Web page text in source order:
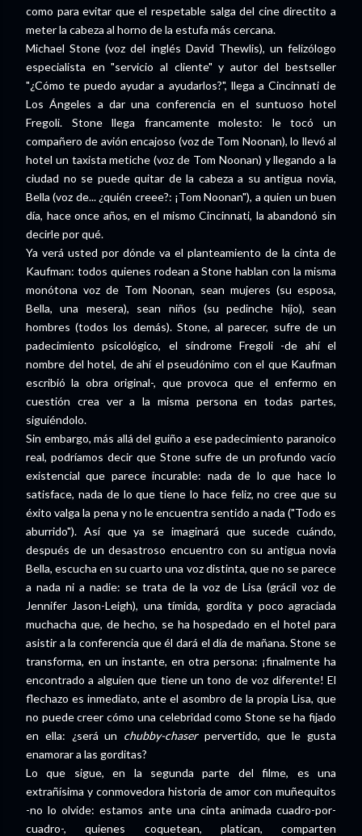
como para evitar que el respetable salga del cine directito a
meter la cabeza al horno de la estufa más cercana.
Michael Stone (voz del inglés David Thewlis), un felizólogo
especialista en "servicio al cliente" y autor del bestseller
"¿Cómo te puedo ayudar a ayudarlos?", llega a Cincinnati de
Los Ángeles a dar una conferencia en el suntuoso hotel
Fregoli. Stone llega francamente molesto: le tocó un
compañero de avión encajoso (voz de Tom Noonan), lo llevó al
hotel un taxista metiche (voz de Tom Noonan) y llegando a la
ciudad no se puede quitar de la cabeza a su antigua novia,
Bella (voz de... ¿quién creee?: ¡Tom Noonan"), a quien un buen
día, hace once años, en el mismo Cincinnati, la abandonó sin
decirle por qué.
Ya verá usted por dónde va el planteamiento de la cinta de
Kaufman: todos quienes rodean a Stone hablan con la misma
monótona voz de Tom Noonan, sean mujeres (su esposa,
Bella, una mesera), sean niños (su pedinche hijo), sean
hombres (todos los demás). Stone, al parecer, sufre de un
padecimiento psicológico, el síndrome Fregoli -de ahí el
nombre del hotel, de ahí el pseudónimo con el que Kaufman
escribió la obra original-, que provoca que el enfermo en
cuestión crea ver a la misma persona en todas partes,
siguiéndolo.
Sin embargo, más allá del guiño a ese padecimiento paranoico
real, podríamos decir que Stone sufre de un profundo vacío
existencial que parece incurable: nada de lo que hace lo
satisface, nada de lo que tiene lo hace feliz, no cree que su
éxito valga la pena y no le encuentra sentido a nada ("Todo es
aburrido"). Así que ya se imaginará que sucede cuándo,
después de un desastroso encuentro con su antigua novia
Bella, escucha en su cuarto una voz distinta, que no se parece
a nada ni a nadie: se trata de la voz de Lisa (grácil voz de
Jennifer Jason-Leigh), una tímida, gordita y poco agraciada
muchacha que, de hecho, se ha hospedado en el hotel para
asistir a la conferencia que él dará el día de mañana. Stone se
transforma, en un instante, en otra persona: ¡finalmente ha
encontrado a alguien que tiene un tono de voz diferente! El
flechazo es inmediato, ante el asombro de la propia Lisa, que
no puede creer cómo una celebridad como Stone se ha fijado
en ella: ¿será un chubby-chaserpervertido, que le gusta
enamorar a las gorditas?
Lo que sigue, en la segunda parte del filme, es una
extrañísima y conmovedora historia de amor con muñequitos
-no lo olvide: estamos ante una cinta animada cuadro-por-
cuadro-, quienes coquetean, platican, comparten